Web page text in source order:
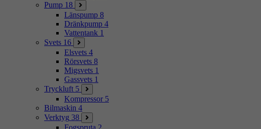
Pump 18
Länspump 8
Dränkpump 4
Vattentank 1
Svets 16
Elsvets 4
Rörsvets 8
Migsvets 1
Gassvets 1
Tryckluft 5
Kompressor 5
Bilmaskin 4
Verktyg 38
Fogspruta 2